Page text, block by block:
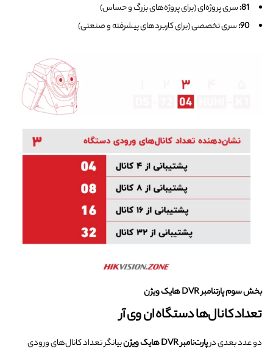
81: سری پروژه‌ای (برای پروژه‌های بزرگ و حساس)
90: سری تخصصی (برای کاربردهای پیشرفته و صنعتی)
بخش سوم پارتنامبر DVR هایک ویژن
تعداد کانال‌ها دستگاه ان وی آر
دو عدد بعدی درپارت‌نامبر DVR هایک ویژن
بیانگر تعداد کانال‌های ورودی